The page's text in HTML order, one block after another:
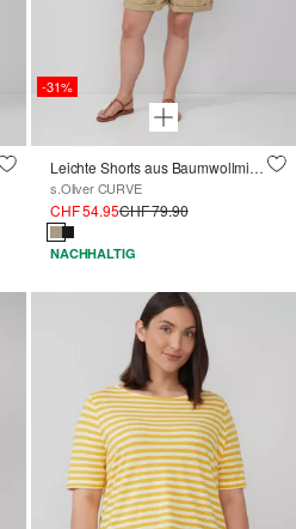
-31%
Leichte Shorts aus Baumwollmix im Relaxed Fit
s.Oliver CURVE
CHF 54.95CHF 79.90
NACHHALTIG